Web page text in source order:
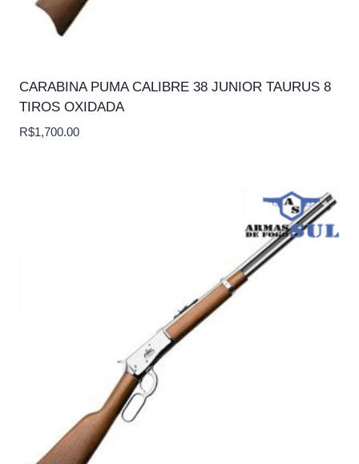
CARABINA PUMA CALIBRE 38 JUNIOR TAURUS 8
TIROS OXIDADA
R$1,700.00